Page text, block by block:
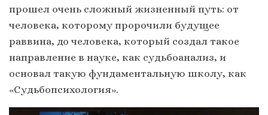
прошел очень сложный жизненный путь: от
человека, которому пророчили будущее
раввина, до человека, который создал такое
направление в науке, как судьбоанализ, и
основал такую фундаментальную школу, как
«Судьбопсихология».